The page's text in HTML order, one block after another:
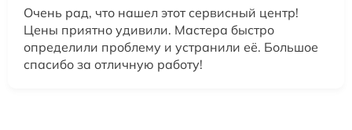
Очень рад, что нашел этот сервисный центр!
Цены приятно удивили. Мастера быстро
определили проблему и устранили её. Большое
спасибо за отличную работу!